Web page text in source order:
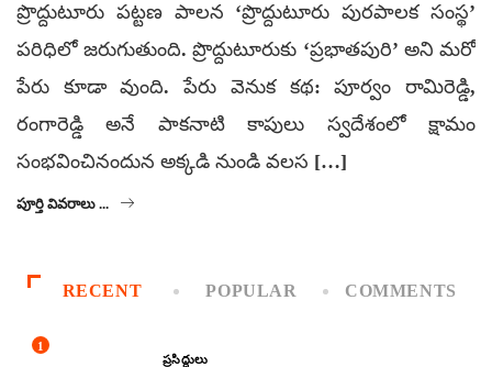
ప్రొద్దుటూరు పట్టణ పాలన ‘ప్రొద్దుటూరు పురపాలక సంస్థ’
పరిధిలో జరుగుతుంది. ప్రొద్దుటూరుకు ‘ప్రభాతపురి’ అని మరో
పేరు కూడా వుంది. పేరు వెనుక కథ: పూర్వం రామిరెడ్డి,
రంగారెడ్డి అనే పాకనాటి కాపులు స్వదేశంలో క్షామం
సంభవించినందున అక్కడి నుండి వలస […]
పూర్తి వివరాలు ...
RECENT POPULAR COMMENTS
1
ప్రసిద్ధులు